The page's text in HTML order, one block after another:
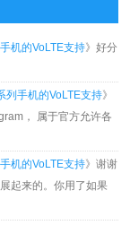
机的VoLTE支持》好分
列手机的VoLTE支持》
， 属于官方允许各
机的VoLTE支持》谢谢
起来的。你用了如果